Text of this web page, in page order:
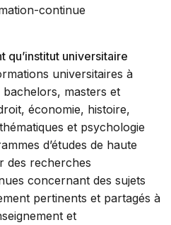
continue
qu’institut universitaire
universitaires à
bachelors, masters et
économie, histoire,
et psychologie
d’études de haute
des recherches
concernant des sujets
pertinents et partagés à
et